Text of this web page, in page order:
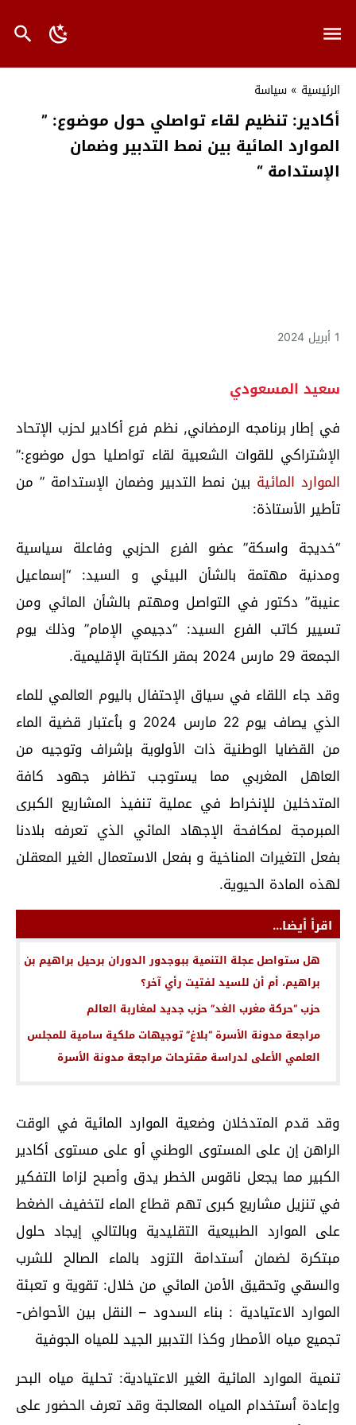
الرئيسية » سياسة
أكادير: تنظيم لقاء تواصلي حول موضوع: ”
الموارد المائية بين نمط التدبير وضمان
الإستدامة “
1 أبريل 2024
سعيد المسعودي
في إطار برنامجه الرمضاني, نظم فرع أكادير لحزب الإتحاد
الإشتراكي للقوات الشعبية لقاء تواصليا حول موضوع:”
الموارد المائية بين نمط التدبير وضمان الإستدامة ” من
تأطير الأستاذة:
“خديجة واسكة” عضو الفرع الحزبي وفاعلة سياسية
ومدنية مهتمة بالشأن البيئي و السيد: “إسماعيل
عنيبة” دكتور في التواصل ومهتم بالشأن المائي ومن
تسيير كاتب الفرع السيد: “دجيمي الإمام” وذلك يوم
الجمعة 29 مارس 2024 بمقر الكتابة الإقليمية.
وقد جاء اللقاء في سياق الإحتفال باليوم العالمي للماء
الذي يصاف يوم 22 مارس 2024 و بٱعتبار قضية الماء
من القضايا الوطنية ذات الأولوية بإشراف وتوجيه من
العاهل المغربي مما يستوجب تظافر جهود كافة
المتدخلين للإنخراط في عملية تنفيذ المشاريع الكبرى
المبرمجة لمكافحة الإجهاد المائي الذي تعرفه بلادنا
بفعل التغيرات المناخية و بفعل الاستعمال الغير المعقلن
لهذه المادة الحيوية.
اقرأ أيضا...
هل ستواصل عجلة التنمية ببوجدور الدوران برحيل براهيم بن
براهيم، أم أن للسيد لفتيت رأي آخر؟
حزب “حركة مغرب الغد” حزب جديد لمغاربة العالم
مراجعة مدونة الأسرة “بلاغ” توجيهات ملكية سامية للمجلس
العلمي الأعلى لدراسة مقترحات مراجعة مدونة الأسرة
وقد قدم المتدخلان وضعية الموارد المائية في الوقت
الراهن إن على المستوى الوطني أو على مستوى أكادير
الكبير مما يجعل ناقوس الخطر يدق وأصبح لزاما التفكير
في تنزيل مشاريع كبرى تهم قطاع الماء لتخفيف الضغط
على الموارد الطبيعية التقليدية وبالتالي إيجاد حلول
مبتكرة لضمان ٱستدامة التزود بالماء الصالح للشرب
والسقي وتحقيق الأمن المائي من خلال: تقوية و تعبئة
الموارد الاعتيادية : بناء السدود – النقل بين الأحواض-
تجميع مياه الأمطار وكذا التدبير الجيد للمياه الجوفية
تنمية الموارد المائية الغير الاعتيادية: تحلية مياه البحر
وإعادة ٱستخدام المياه المعالجة وقد تعرف الحضور على